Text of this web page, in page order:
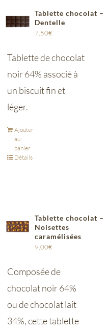
Tablette chocolat –
Dentelle
7,50€
Tablette de chocolat
noir 64% associé à
un biscuit fin et
léger.
Ajouter
au
panier
Détails
Tablette chocolat –
Noisettes
caramélisées
9,00€
Composée de
chocolat noir 64%
ou de chocolat lait
34%, cette tablette